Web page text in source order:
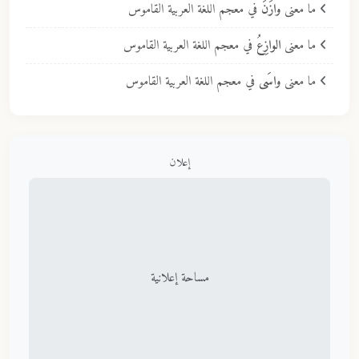
ما معنى وازَنَ في معجم اللغة العربية القاموس
ما معنى الوازِعُ في معجم اللغة العربية القاموس
ما معنى واسَى في معجم اللغة العربية القاموس
إعلان
مساحة إعلانية